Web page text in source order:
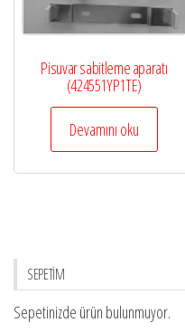
Pisuvar sabitleme aparatı
(424551YP1TE)
Devamını oku
SEPETİM
Sepetinizde ürün bulunmuyor.